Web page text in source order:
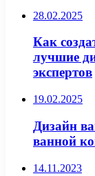
28.02.2025
Как
лучшие
экспертов
19.02.2025
Дизайн
ванной
14.11.2023